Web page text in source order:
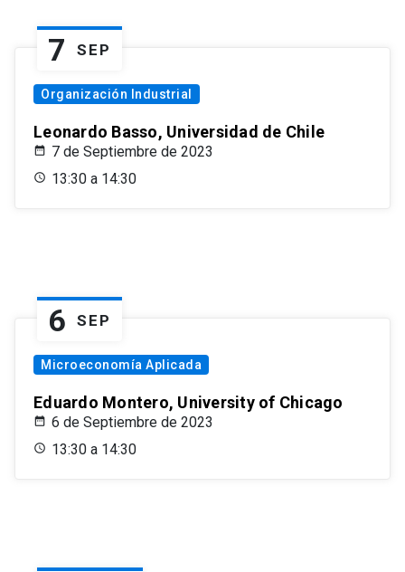
7 SEP
Organización Industrial
Leonardo Basso, Universidad de Chile
7 de Septiembre de 2023
13:30 a 14:30
6 SEP
Microeconomía Aplicada
Eduardo Montero, University of Chicago
6 de Septiembre de 2023
13:30 a 14:30